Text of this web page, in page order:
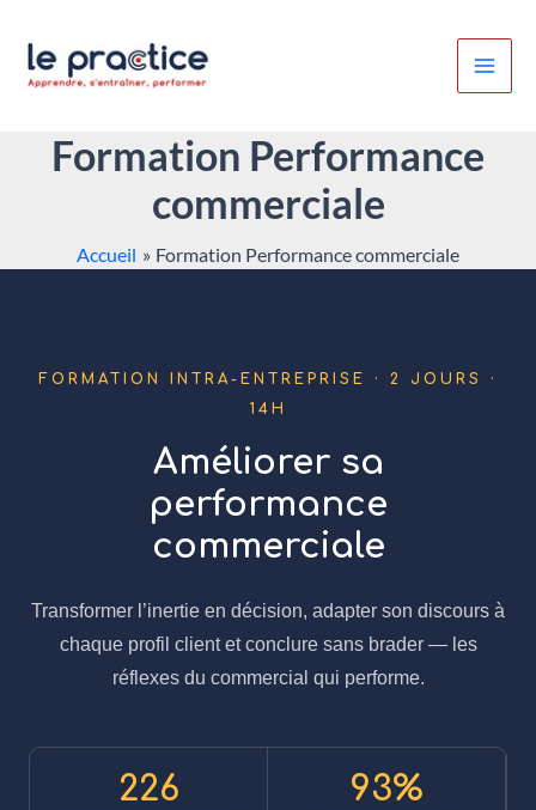
contenu
Formation Performance
commerciale
Accueil Formation Performance commerciale
FORMATION INTRA-ENTREPRISE · 2 JOURS ·
14H
Améliorer sa
performance
commerciale
Transformer l’inertie en décision, adapter son discours à
chaque profil client et conclure sans brader — les
réflexes du commercial qui performe.
226 93%